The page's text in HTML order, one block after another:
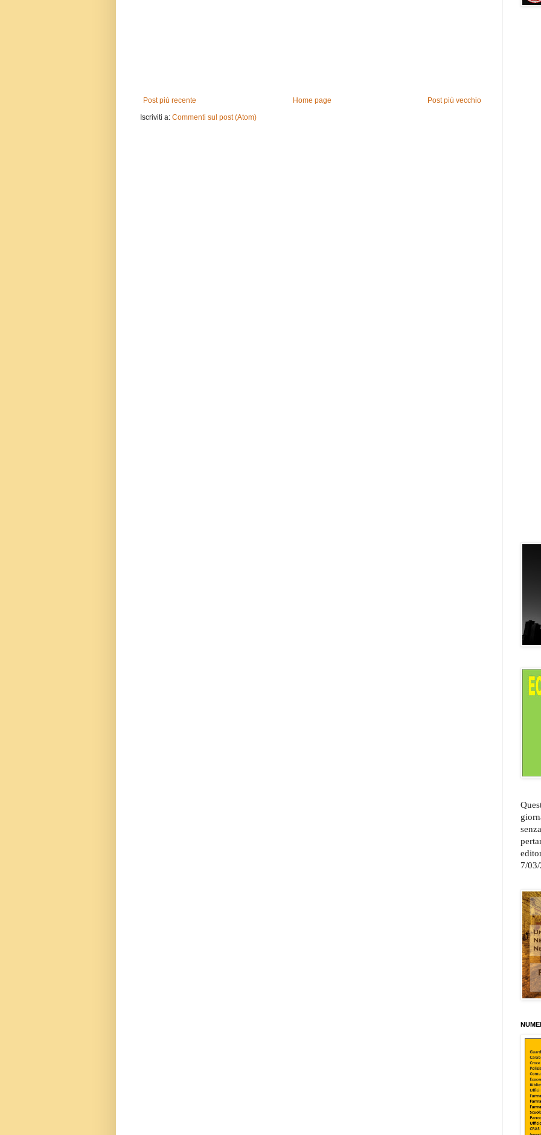
Post più recente Post più vecchio
Home page
Iscriviti a: Commenti sul post (Atom)
7/